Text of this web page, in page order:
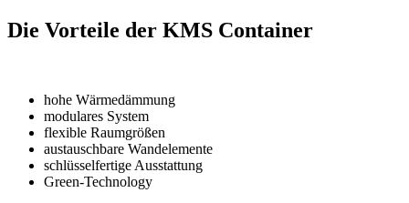
Die Vorteile der KMS Container
hohe Wärmedämmung
modulares System
flexible Raumgrößen
austauschbare Wandelemente
schlüsselfertige Ausstattung
Green-Technology